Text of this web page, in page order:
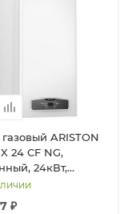
газовый ARISTON
24 CF NG,
24кВт,
₽